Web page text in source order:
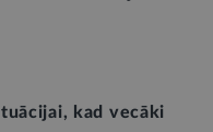
kad vecāki